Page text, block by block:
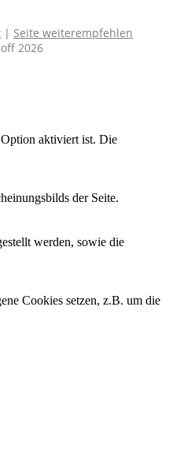
| Seite weiterempfehlen
2026
Option aktiviert ist. Die
der Seite.
werden, sowie die
Cookies setzen, z.B. um die